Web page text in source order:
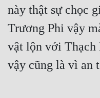
Linh Dị
Làm Giàu
Lịch Sử
Mưu Mô
này thật sự chọc
Trương Phi vậy
vật lộn với Thạch
vậy cũng là vì an